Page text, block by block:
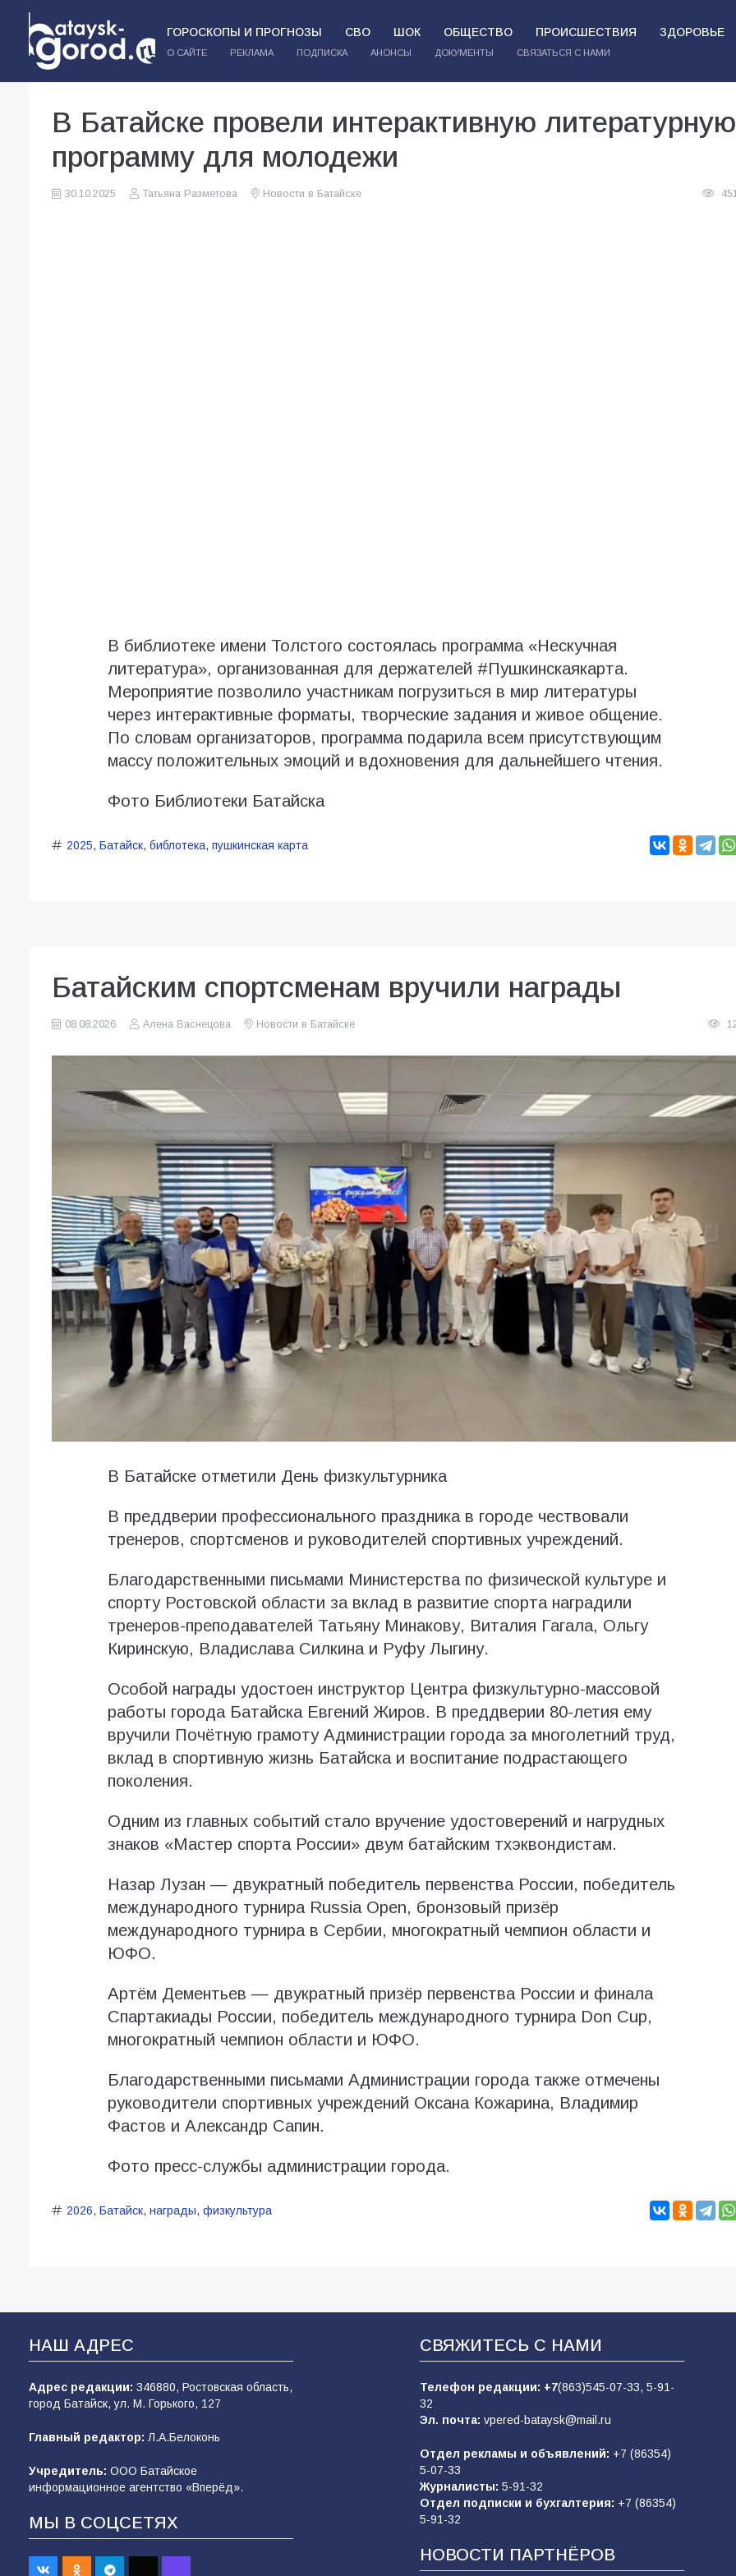
ГОРОСКОПЫ И ПРОГНОЗЫ СВО ШОК ОБЩЕСТВО ПРОИСШЕСТВИЯ ЗДОРОВЬЕ
О САЙТЕ РЕКЛАМА ПОДПИСКА АНОНСЫ ДОКУМЕНТЫ СВЯЗАТЬСЯ С НАМИ
В Батайске провели интерактивную литературную
программу для молодежи
30.10.2025 Татьяна Разметова Новости в Батайске
В библиотеке имени Толстого состоялась программа «Нескучная
литература», организованная для держателей #Пушкинскаякарта.
Мероприятие позволило участникам погрузиться в мир литературы
через интерактивные форматы, творческие задания и живое общение.
По словам организаторов, программа подарила всем присутствующим
массу положительных эмоций и вдохновения для дальнейшего чтения.
Фото Библиотеки Батайска
2025, Батайск, библотека, пушкинская карта
Батайским спортсменам вручили награды
08.08.2026 Алена Васнецова Новости в Батайске
В Батайске отметили День физкультурника
В преддверии профессионального праздника в городе чествовали
тренеров, спортсменов и руководителей спортивных учреждений.
Благодарственными письмами Министерства по физической культуре и
спорту Ростовской области за вклад в развитие спорта наградили
тренеров-преподавателей Татьяну Минакову, Виталия Гагала, Ольгу
Киринскую, Владислава Силкина и Руфу Лыгину.
Особой награды удостоен инструктор Центра физкультурно-массовой
работы города Батайска Евгений Жиров. В преддверии 80-летия ему
вручили Почётную грамоту Администрации города за многолетний труд,
вклад в спортивную жизнь Батайска и воспитание подрастающего
поколения.
Одним из главных событий стало вручение удостоверений и нагрудных
знаков «Мастер спорта России» двум батайским тхэквондистам.
Назар Лузан — двукратный победитель первенства России, победитель
международного турнира Russia Open, бронзовый призёр
международного турнира в Сербии, многократный чемпион области и
ЮФО.
Артём Дементьев — двукратный призёр первенства России и финала
Спартакиады России, победитель международного турнира Don Cup,
многократный чемпион области и ЮФО.
Благодарственными письмами Администрации города также отмечены
руководители спортивных учреждений Оксана Кожарина, Владимир
Фастов и Александр Сапин.
Фото пресс-службы администрации города.
2026, Батайск, награды, физкультура
НАШ АДРЕС
Адрес редакции: 346880, Ростовская область,
город Батайск, ул. М. Горького, 127
Главный редактор: Л.А.Белоконь
Учредитель: ООО Батайское
информационное агентство «Вперёд».
МЫ В СОЦСЕТЯХ
СВЯЖИТЕСЬ С НАМИ
Телефон редакции: +7(863)545-07-33, 5-91-
32
Эл. почта: vpered-bataysk@mail.ru
Отдел рекламы и объявлений: +7 (86354)
5-07-33
Журналисты: 5-91-32
Отдел подписки и бухгалтерия: +7 (86354)
5-91-32
НОВОСТИ ПАРТНЁРОВ